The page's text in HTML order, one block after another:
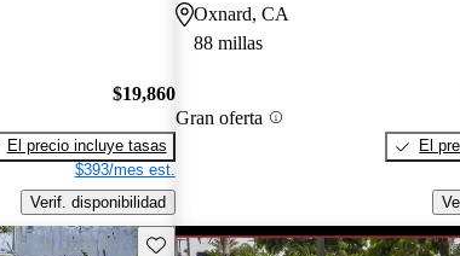
$19,860
El precio incluye tasas
$393/mes est.
Verif. disponibilidad
Oxnard, CA
88 millas
Gran oferta
El
Guarda este Aviso